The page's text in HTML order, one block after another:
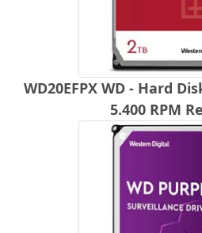
WD20EFPX WD - Hard
5.400 RPM